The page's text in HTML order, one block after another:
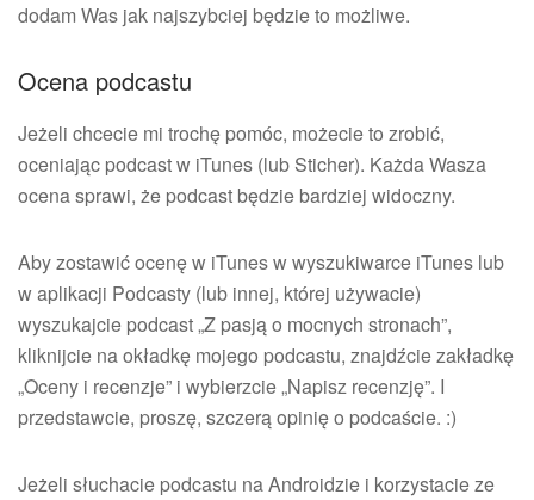
dodam Was jak najszybciej będzie to możliwe.
Ocena podcastu
Jeżeli chcecie mi trochę pomóc, możecie to zrobić,
oceniając podcast w iTunes (lub Sticher). Każda Wasza
ocena sprawi, że podcast będzie bardziej widoczny.
Aby zostawić ocenę w iTunes w wyszukiwarce iTunes lub
w aplikacji Podcasty (lub innej, której używacie)
wyszukajcie podcast „Z pasją o mocnych stronach”,
kliknijcie na okładkę mojego podcastu, znajdźcie zakładkę
„Oceny i recenzje” i wybierzcie „Napisz recenzję”. I
przedstawcie, proszę, szczerą opinię o podcaście. :)
Jeżeli słuchacie podcastu na Androidzie i korzystacie ze